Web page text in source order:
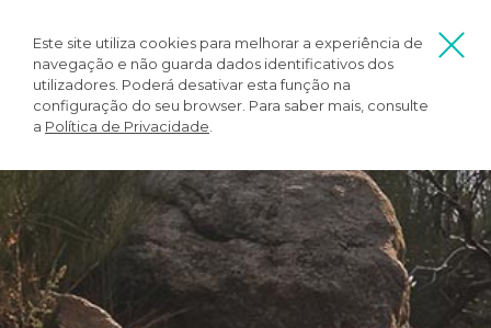
Este site utiliza cookies para melhorar a experiência de
navegação e não guarda dados identificativos dos
utilizadores. Poderá desativar esta função na
configuração do seu browser. Para saber mais, consulte
a Política de Privacidade